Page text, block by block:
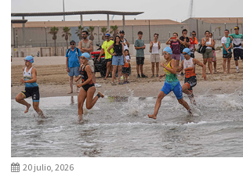
20 julio, 2026